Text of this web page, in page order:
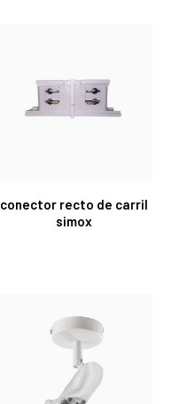
conector recto de carril
simox